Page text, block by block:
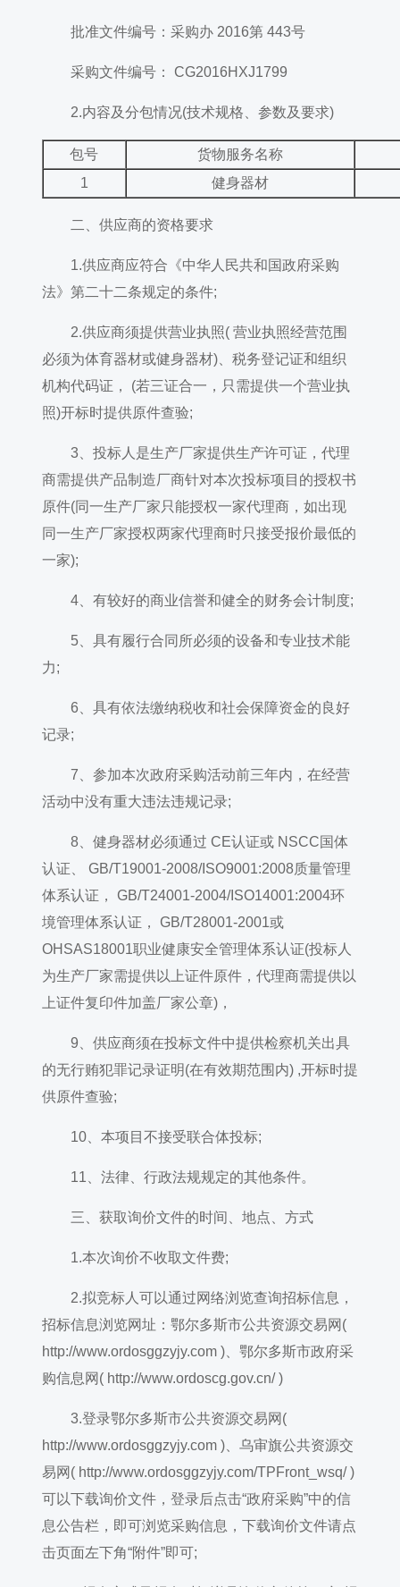
批准文件编号：采购办 2016第 443号
采购文件编号： CG2016HXJ1799
2.内容及分包情况(技术规格、参数及要求)
包号
货物服务名称
1
健身器材
二、供应商的资格要求
1.供应商应符合《中华人民共和国政府采购
法》第二十二条规定的条件;
2.供应商须提供营业执照( 营业执照经营范围
必须为体育器材或健身器材)、税务登记证和组织
机构代码证， (若三证合一，只需提供一个营业执
照)开标时提供原件查验;
3、投标人是生产厂家提供生产许可证，代理
商需提供产品制造厂商针对本次投标项目的授权书
原件(同一生产厂家只能授权一家代理商，如出现
同一生产厂家授权两家代理商时只接受报价最低的
一家);
4、有较好的商业信誉和健全的财务会计制度;
5、具有履行合同所必须的设备和专业技术能
力;
6、具有依法缴纳税收和社会保障资金的良好
记录;
7、参加本次政府采购活动前三年内，在经营
活动中没有重大违法违规记录;
8、健身器材必须通过 CE认证或 NSCC国体
认证、 GB/T19001-2008/ISO9001:2008质量管理
体系认证， GB/T24001-2004/ISO14001:2004环
境管理体系认证， GB/T28001-2001或
OHSAS18001职业健康安全管理体系认证(投标人
为生产厂家需提供以上证件原件，代理商需提供以
上证件复印件加盖厂家公章)，
9、供应商须在投标文件中提供检察机关出具
的无行贿犯罪记录证明(在有效期范围内) ,开标时提
供原件查验;
10、本项目不接受联合体投标;
11、法律、行政法规规定的其他条件。
三、获取询价文件的时间、地点、方式
1.本次询价不收取文件费;
2.拟竞标人可以通过网络浏览查询招标信息，
招标信息浏览网址：鄂尔多斯市公共资源交易网(
http://www.ordosggzyjy.com )、鄂尔多斯市政府采
购信息网( http://www.ordoscg.gov.cn/ )
3.登录鄂尔多斯市公共资源交易网(
http://www.ordosggzyjy.com )、乌审旗公共资源交
易网( http://www.ordosggzyjy.com/TPFront_wsq/ )
可以下载询价文件，登录后点击“政府采购”中的信
息公告栏，即可浏览采购信息，下载询价文件请点
击页面左下角“附件”即可;